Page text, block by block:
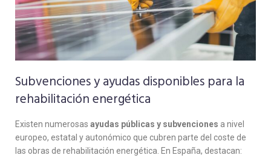
Subvenciones y ayudas disponibles para la
rehabilitación energética
Existen numerosas ayudas públicas y subvenciones a nivel
europeo, estatal y autonómico que cubren parte del coste de
las obras de rehabilitación energética. En España, destacan: